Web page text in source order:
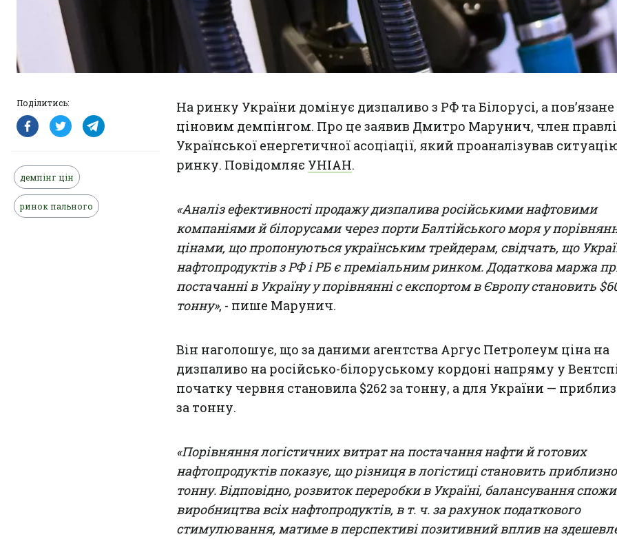
Поділитись:
демпінг цін
ринок пального
На ринку України домінує дизпаливо з РФ та Білорусі, а пов’язане
ціновим демпінгом. Про це заявив Дмитро Марунич, член
Української енергетичної асоціації, який проаналізував
ринку. Повідомляє УНІАН.
«Аналіз ефективності продажу дизпалива російськими нафтовими
компаніями й білорусами через порти Балтійського моря у
цінами, що пропонуються українським трейдерам, свідчать, що
нафтопродуктів з РФ і РБ є преміальним ринком. Додаткова маржа
постачанні в Україну у порівнянні с експортом в Європу становить
тонну», - пише Марунич.
Він наголошує, що за даними агентства Аргус Петролеум ціна на
дизпаливо на російсько-білоруському кордоні напряму у
початку червня становила $262 за тонну, а для України —
за тонну.
«Порівняння логістичних витрат на постачання нафти й готових
нафтопродуктів показує, що різниця в логістиці становить
тонну. Відповідно, розвиток переробки в Україні, балансування
виробництва всіх нафтопродуктів, в т. ч. за рахунок податкового
стимулювання, матиме в перспективі позитивний вплив на